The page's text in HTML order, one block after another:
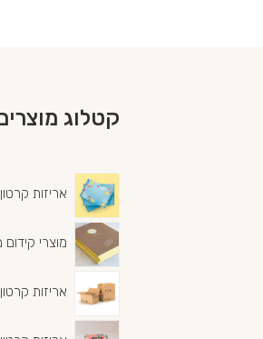
קטלוג
אריזות
מוצרי קידום
אריזות